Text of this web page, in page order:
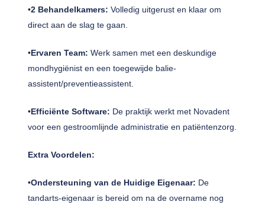
•2 Behandelkamers: Volledig uitgerust en klaar om
direct aan de slag te gaan.
•Ervaren Team: Werk samen met een deskundige
mondhygiënist en een toegewijde balie-
assistent/preventieassistent.
•Efficiënte Software: De praktijk werkt met Novadent
voor een gestroomlijnde administratie en patiëntenzorg.
Extra Voordelen:
•Ondersteuning van de Huidige Eigenaar: De
tandarts-eigenaar is bereid om na de overname nog